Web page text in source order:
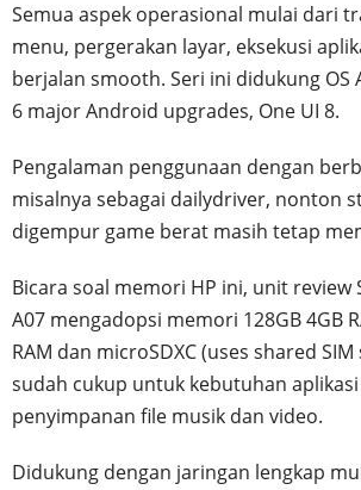
Semua aspek operasional mulai dari
menu, pergerakan layar, eksekusi
berjalan smooth. Seri ini didukung OS
6 major Android upgrades, One UI 8.
Pengalaman penggunaan dengan
misalnya sebagai dailydriver, nonton
digempur game berat masih tetap
Bicara soal memori HP ini, unit review
A07 mengadopsi memori 128GB 4GB
RAM dan microSDXC (uses shared
sudah cukup untuk kebutuhan
penyimpanan file musik dan video.
Didukung dengan jaringan lengkap